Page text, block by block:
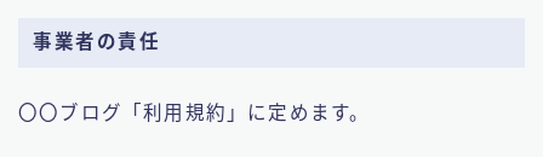
事業者の責任
〇〇ブログ「利用規約」に定めます。